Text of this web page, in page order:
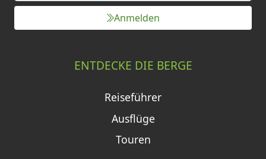
Anmelden
ENTDECKE DIE BERGE
Reiseführer
Ausflüge
Touren